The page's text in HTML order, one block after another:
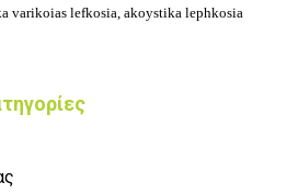
varikoias lefkosia, akoystika lephkosia